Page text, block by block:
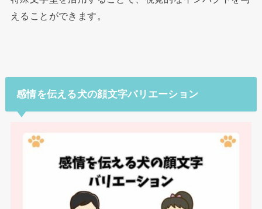
えることができます。
感情を伝える犬の顔文字バリエーション